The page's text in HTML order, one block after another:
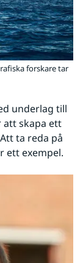
forskare tar
underlag till
att skapa ett
ta reda på
ett exempel.